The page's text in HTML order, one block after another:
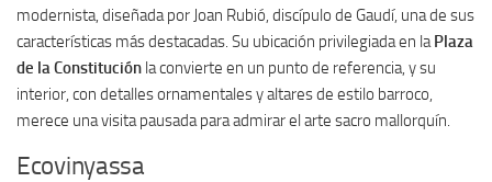
modernista, diseñada por Joan Rubió, discípulo de Gaudí, una de sus
características más destacadas. Su ubicación privilegiada en la Plaza
de la Constitución la convierte en un punto de referencia, y su
interior, con detalles ornamentales y altares de estilo barroco,
merece una visita pausada para admirar el arte sacro mallorquín.
Ecovinyassa